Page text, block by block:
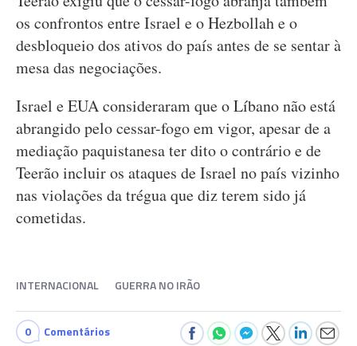
os confrontos entre Israel e o Hezbollah e o
desbloqueio dos ativos do país antes de se sentar à
mesa das negociações.
Israel e EUA consideraram que o Líbano não está
abrangido pelo cessar-fogo em vigor, apesar de a
mediação paquistanesa ter dito o contrário e de
Teerão incluir os ataques de Israel no país vizinho
nas violações da trégua que diz terem sido já
cometidas.
INTERNACIONAL GUERRA NO IRÃO
0 Comentários